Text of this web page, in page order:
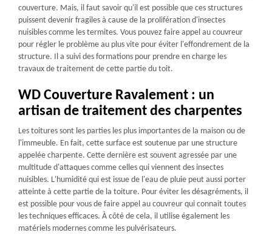
couverture. Mais, il faut savoir qu'il est possible que ces structures
puissent devenir fragiles à cause de la prolifération d'insectes
nuisibles comme les termites. Vous pouvez faire appel au couvreur
pour régler le problème au plus vite pour éviter l'effondrement de la
structure. Il a suivi des formations pour prendre en charge les
travaux de traitement de cette partie du toit.
WD Couverture Ravalement : un
artisan de traitement des charpentes
Les toitures sont les parties les plus importantes de la maison ou de
l'immeuble. En fait, cette surface est soutenue par une structure
appelée charpente. Cette dernière est souvent agressée par une
multitude d'attaques comme celles qui viennent des insectes
nuisibles. L'humidité qui est issue de l'eau de pluie peut aussi porter
atteinte à cette partie de la toiture. Pour éviter les désagréments, il
est possible pour vous de faire appel au couvreur qui connait toutes
les techniques efficaces. À côté de cela, il utilise également les
matériels modernes comme les pulvérisateurs.